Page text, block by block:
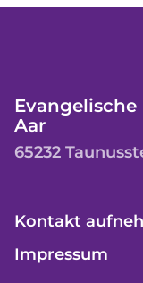
Aar
65232
Kontakt
Impressum